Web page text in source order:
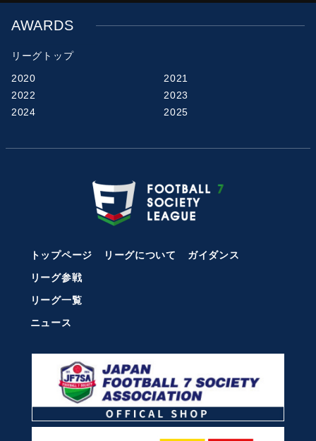
AWARDS
リーグトップ
2020
2021
2022
2023
2024
2025
トップページ リーグについて
ガイダンス
リーグ参戦
リーグ一覧
ニュース